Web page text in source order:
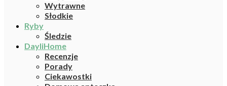
Wytrawne
Słodkie
Ryby
Śledzie
DayliHome
Recenzje
Porady
Ciekawostki